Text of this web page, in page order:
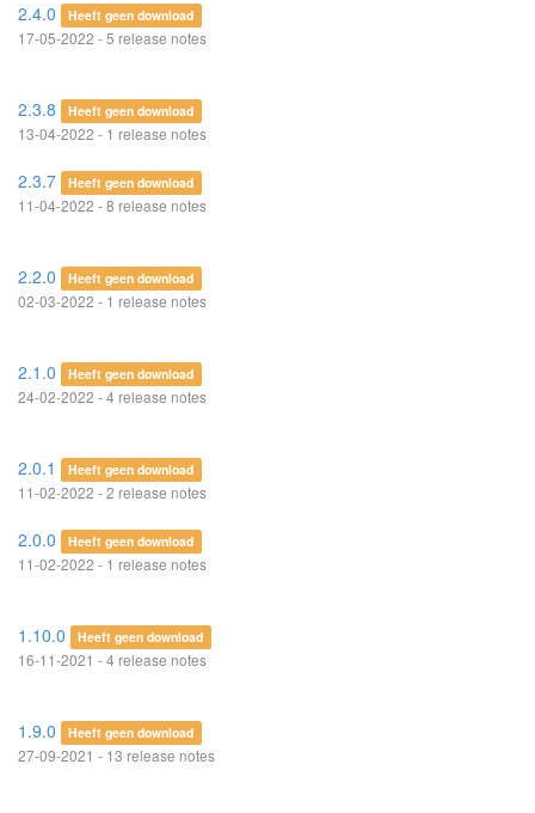
2.4.0 Heeft geen download
17-05-2022 - 5 release notes
2.3.8 Heeft geen download
13-04-2022 - 1 release notes
2.3.7 Heeft geen download
11-04-2022 - 8 release notes
2.2.0 Heeft geen download
02-03-2022 - 1 release notes
2.1.0 Heeft geen download
24-02-2022 - 4 release notes
2.0.1 Heeft geen download
11-02-2022 - 2 release notes
2.0.0 Heeft geen download
11-02-2022 - 1 release notes
1.10.0 Heeft geen download
16-11-2021 - 4 release notes
1.9.0 Heeft geen download
27-09-2021 - 13 release notes